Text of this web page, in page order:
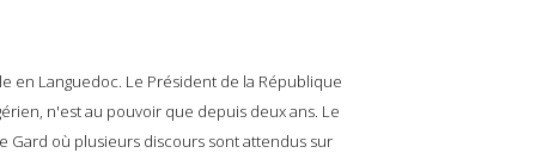
en Languedoc. Le Président de la République
n'est au pouvoir que depuis deux ans. Le
Gard où plusieurs discours sont attendus sur